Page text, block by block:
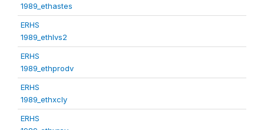
1989_ethastes
ERHS
1989_ethlvs2
ERHS
1989_ethprodv
ERHS
1989_ethxcly
ERHS